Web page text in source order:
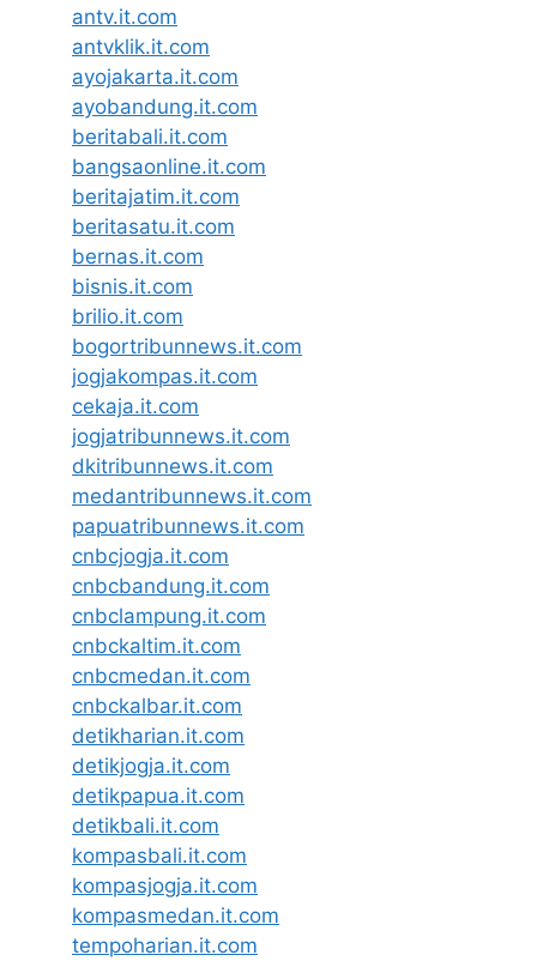
antv.it.com
antvklik.it.com
ayojakarta.it.com
ayobandung.it.com
beritabali.it.com
bangsaonline.it.com
beritajatim.it.com
beritasatu.it.com
bernas.it.com
bisnis.it.com
brilio.it.com
bogortribunnews.it.com
jogjakompas.it.com
cekaja.it.com
jogjatribunnews.it.com
dkitribunnews.it.com
medantribunnews.it.com
papuatribunnews.it.com
cnbcjogja.it.com
cnbcbandung.it.com
cnbclampung.it.com
cnbckaltim.it.com
cnbcmedan.it.com
cnbckalbar.it.com
detikharian.it.com
detikjogja.it.com
detikpapua.it.com
detikbali.it.com
kompasbali.it.com
kompasjogja.it.com
kompasmedan.it.com
tempoharian.it.com